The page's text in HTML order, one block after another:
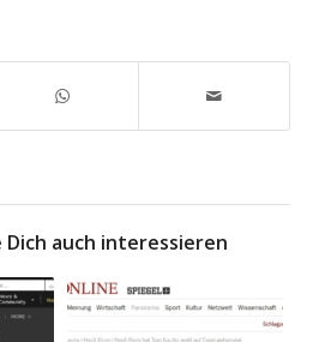
Dich auch interessieren